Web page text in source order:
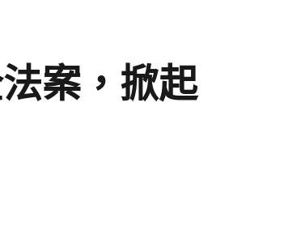
案，掀起